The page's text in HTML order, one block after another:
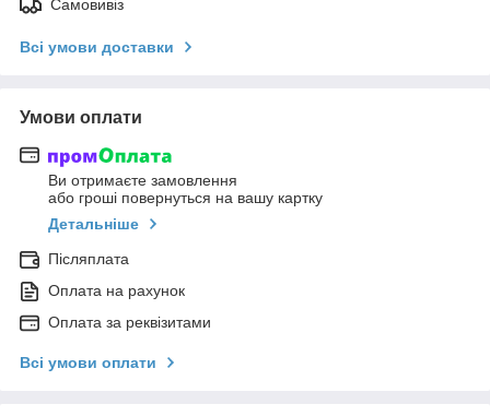
Самовивіз
Всі умови доставки
Умови оплати
Ви отримаєте замовлення
або гроші повернуться на вашу картку
Детальніше
Післяплата
Оплата на рахунок
Оплата за реквізитами
Всі умови оплати